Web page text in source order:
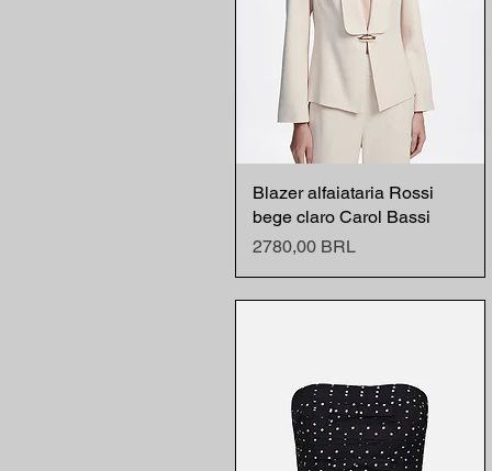
Vista rápida
Blazer alfaiataria Rossi
bege claro Carol Bassi
Precio
2780,00 BRL